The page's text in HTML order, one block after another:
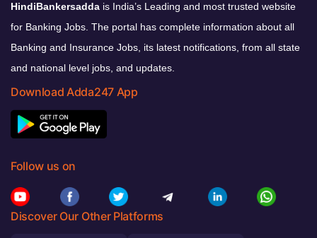
HindiBankersadda is India’s Leading and most trusted website
for Banking Jobs. The portal has complete information about all
Banking and Insurance Jobs, its latest notifications, from all state
and national level jobs, and updates.
Download Adda247 App
Follow us on
Discover Our Other Platforms